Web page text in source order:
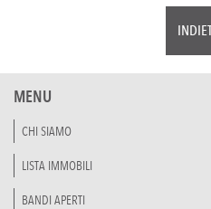
MENU
CHI SIAMO
LISTA IMMOBILI
BANDI APERTI